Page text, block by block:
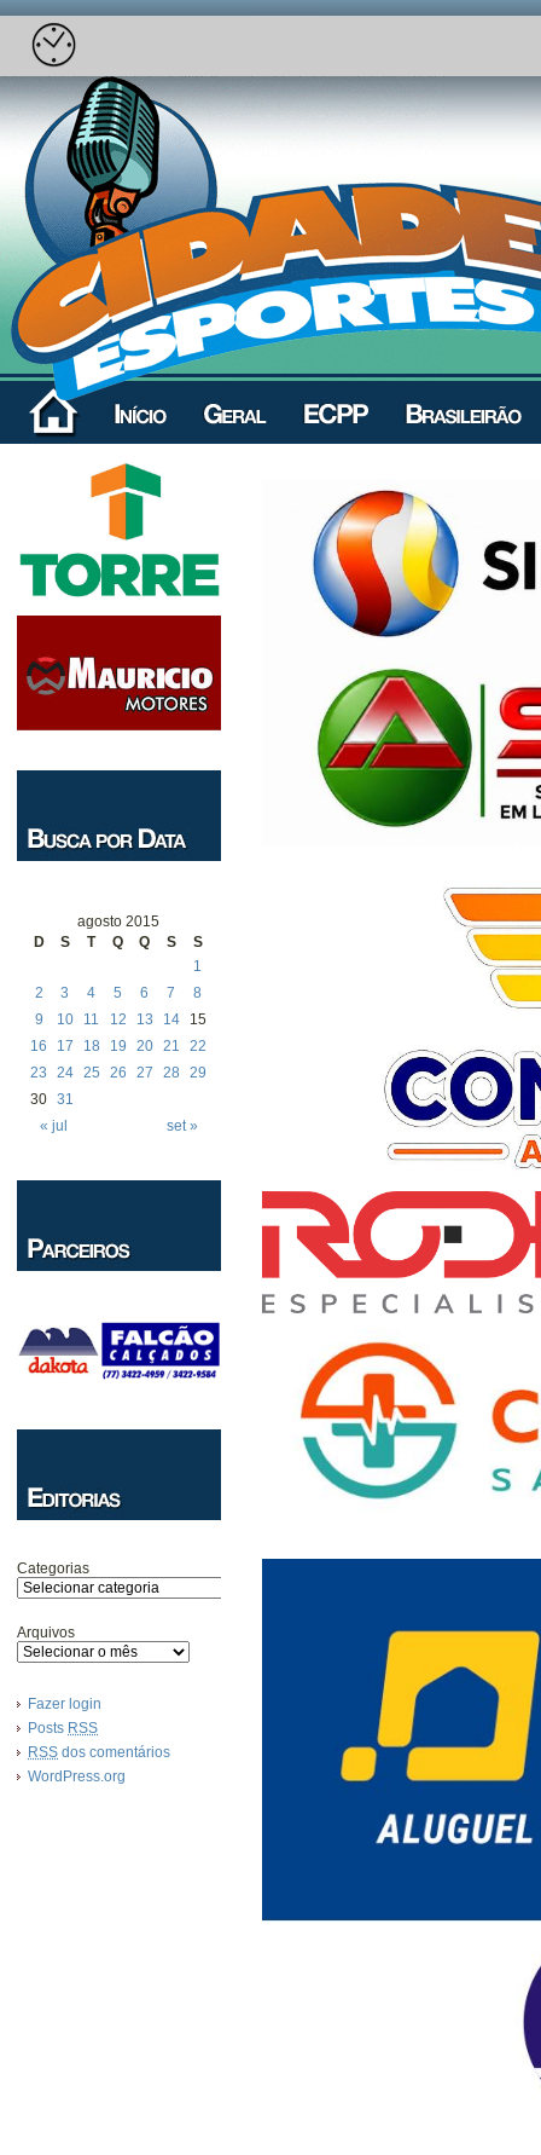
agosto 2015
D
S T Q Q S S
« jul set »
1
2
3 4 5 6 7
8
9
10 11 12 13 14
15
16
17 18 19 20 21
22
23
24 25 26 27 28
29
30 31
Categorias
Arquivos
Fazer login
Posts RSS
RSS dos comentários
WordPress.org